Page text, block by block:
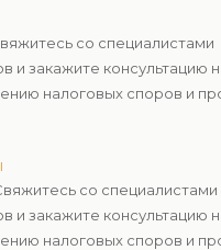
со специалистами
закажите консультацию
налоговых споров и
со специалистами
закажите консультацию
налоговых споров и